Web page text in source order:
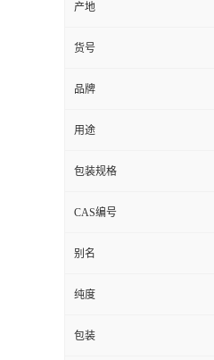
产地
货号
品牌
用途
包装规格
CAS编号
别名
纯度
包装